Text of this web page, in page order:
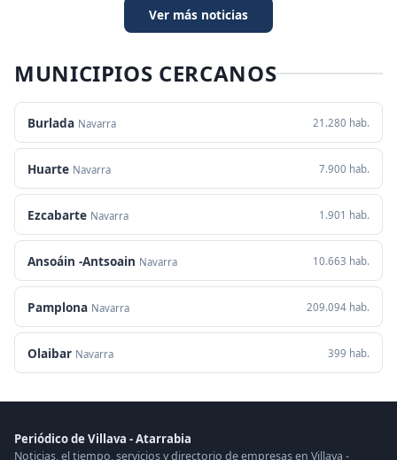
Ver más noticias
MUNICIPIOS CERCANOS
Burlada Navarra 21.280 hab.
Huarte Navarra 7.900 hab.
Ezcabarte Navarra 1.901 hab.
Ansoáin -Antsoain Navarra 10.663 hab.
Pamplona Navarra 209.094 hab.
Olaibar Navarra 399 hab.
Periódico de Villava - Atarrabia
Noticias, el tiempo, servicios y directorio de empresas en Villava -